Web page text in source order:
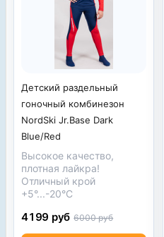
Детский раздельный
гоночный комбинезон
NordSki Jr.Base Dark
Blue/Red
Высокое качество,
плотная лайкра!
Отличный крой
+5°...-20°С
4199 руб 6000 руб